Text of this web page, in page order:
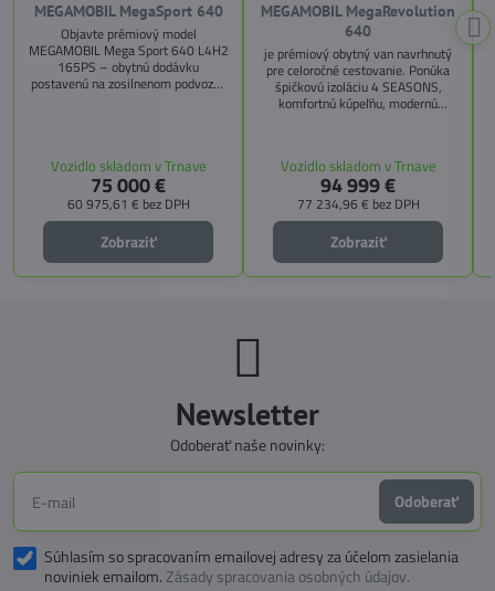
MEGAMOBIL MegaSport 640
Objavte prémiový model
MEGAMOBIL Mega Sport 640 L4H2
165PS – obytnú dodávku
postavenú na zosilnenom podvozku
pozdĺžnemu lôžku a možnosti
doplniť predné prídavné lôžko.
Vozidlo skladom v Trnave
75 000 €
60 975,61 € bez DPH
Zobraziť
MEGAMOBIL MegaRevolution
640
je prémiový obytný van navrhnutý
pre celoročné cestovanie. Ponúka
špičkovú izoláciu 4 SEASONS,
komfortnú kúpeľňu, modernú
CITY, TECHNO, SICHERHEIT a
MEGA WINTER získate maximálnu
bezpečnosť, pohodlie a
technologické inovácie. Ideálna
voľba pre tých, ktorí hľadajú luxus,
funkčnosť a slobodu na cestách.
Vozidlo skladom v Trnave
94 999 €
77 234,96 € bez DPH
Zobraziť
Newsletter
Odoberať naše novinky:
Odoberať
Súhlasím so spracovaním emailovej adresy za účelom zasielania
noviniek emailom.Zásady spracovania osobných údajov.